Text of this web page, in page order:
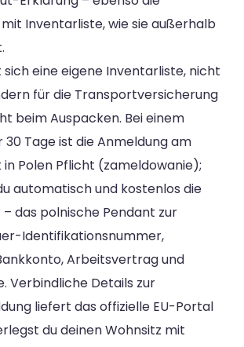
Inventarliste, wie sie außerhalb
eine eigene Inventarliste, nicht
für die Transportversicherung
beim Auspacken. Bei einem
Tage ist die Anmeldung am
Polen Pflicht (zameldowanie);
automatisch und kostenlos die
– das polnische Pendant zur
Identifikationsnummer,
Arbeitsvertrag und
Verbindliche Details zur
liefert das offizielle EU-Portal
du deinen Wohnsitz mit